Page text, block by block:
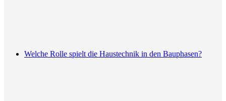
Welche Rolle spielt die Haustechnik in den Bauphasen?